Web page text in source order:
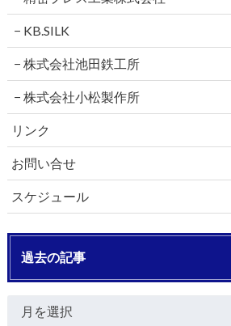
KB.SILK
株式会社池田鉄工所
株式会社小松製作所
リンク
お問い合せ
スケジュール
過去の記事